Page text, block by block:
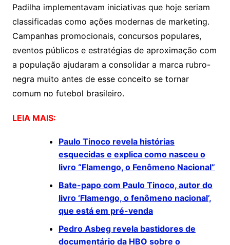
Padilha implementavam iniciativas que hoje seriam
classificadas como ações modernas de marketing.
Campanhas promocionais, concursos populares,
eventos públicos e estratégias de aproximação com
a população ajudaram a consolidar a marca rubro-
negra muito antes de esse conceito se tornar
comum no futebol brasileiro.
LEIA MAIS:
Paulo Tinoco revela histórias
esquecidas e explica como nasceu o
livro “Flamengo, o Fenômeno Nacional”
Bate-papo com Paulo Tinoco, autor do
livro ‘Flamengo, o fenômeno nacional’,
que está em pré-venda
Pedro Asbeg revela bastidores de
documentário da HBO sobre o